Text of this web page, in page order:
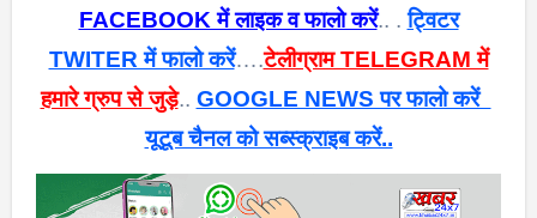
FACEBOOK में लाइक व फालो करें.. .ट्विटर
TWITER में फालो करें….टेलीग्राम TELEGRAM में
हमारे ग्रुप से जुड़े.. GOOGLE NEWS पर फालो करें
यूटूब चैनल को सब्स्क्राइब करें..